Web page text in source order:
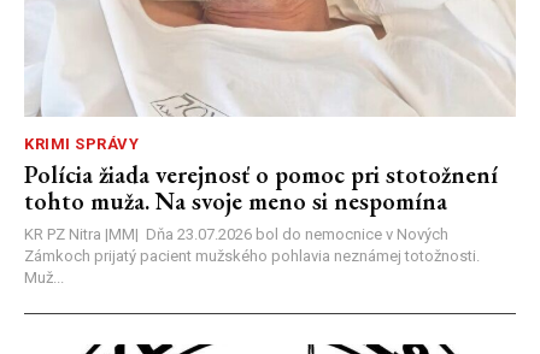
KRIMI SPRÁVY
Polícia žiada verejnosť o pomoc pri stotožnení
tohto muža. Na svoje meno si nespomína
KR PZ Nitra |MM| Dňa 23.07.2026 bol do nemocnice v Nových
Zámkoch prijatý pacient mužského pohlavia neznámej totožnosti.
Muž...